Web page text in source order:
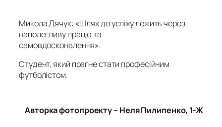
Микола Дячук: «Шлях до успіху лежить через
наполегливу працю та
самовдосконалення».
Студент, який прагне стати професійним
футболістом.
Авторка фотопроекту – Неля Пилипенко, 1-Ж